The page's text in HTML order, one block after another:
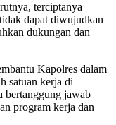
terciptanya
dapat diwujudkan
dukungan dan
Kapolres dalam
satuan kerja di
bertanggung jawab
program kerja dan